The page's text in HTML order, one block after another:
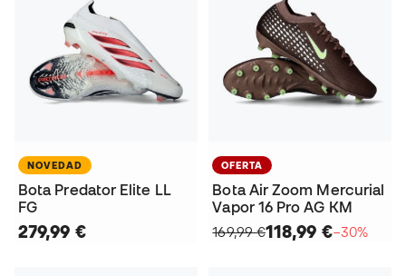
NOVEDAD
Bota Predator Elite LL
FG
279,99 €
OFERTA
Bota Air Zoom Mercurial
Vapor 16 Pro AG KM
169,99 €118,99 €−30%